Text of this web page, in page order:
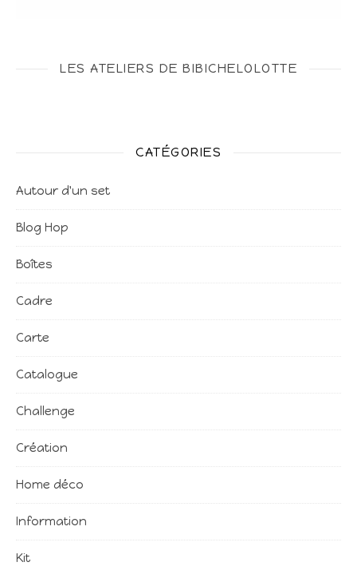
LES ATELIERS DE BIBICHELOLOTTE
CATÉGORIES
Autour d'un set
Blog Hop
Boîtes
Cadre
Carte
Catalogue
Challenge
Création
Home déco
Information
Kit